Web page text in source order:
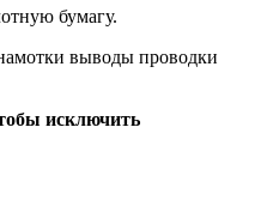
бумагу.
выводы проводки
исключить